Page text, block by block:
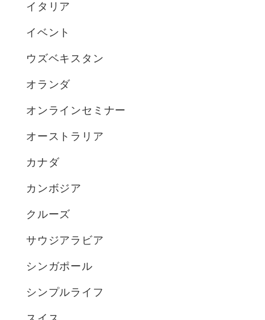
イタリア
イベント
ウズベキスタン
オランダ
オンラインセミナー
オーストラリア
カナダ
カンボジア
クルーズ
サウジアラビア
シンガポール
シンプルライフ